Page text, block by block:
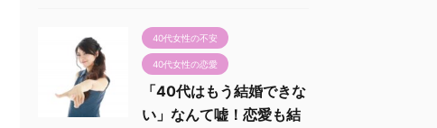
40代女性の不安
40代女性の恋愛
「40代はもう結婚できな
い」なんて嘘！恋愛も結